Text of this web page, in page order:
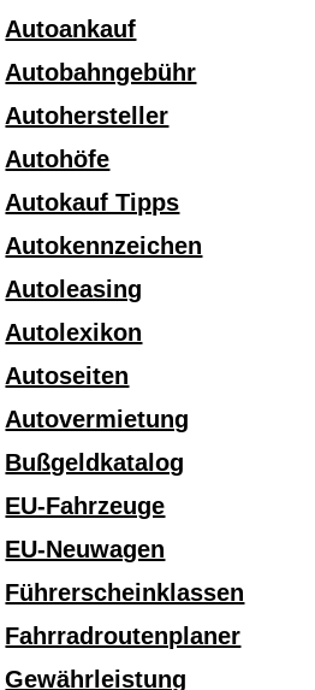
Autoankauf
Autobahngebühr
Autohersteller
Autohöfe
Autokauf Tipps
Autokennzeichen
Autoleasing
Autolexikon
Autoseiten
Autovermietung
Bußgeldkatalog
EU-Fahrzeuge
EU-Neuwagen
Führerscheinklassen
Fahrradroutenplaner
Gewährleistung